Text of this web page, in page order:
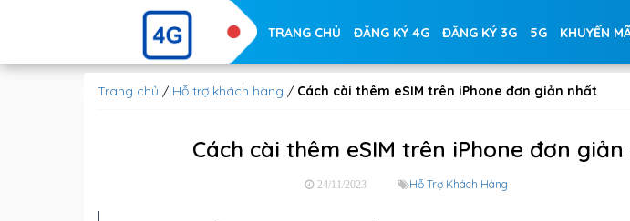
TRANG CHỦ ĐĂNG KÝ 4G ĐĂNG KÝ 3G 5G KHUYẾN
Trang chủ / Hỗ trợ khách hàng / Cách cài thêm eSIM trên iPhone đơn giản nhất
Cách cài thêm eSIM trên iPhone đơn
24/11/2023 Hỗ Trợ Khách Hàng